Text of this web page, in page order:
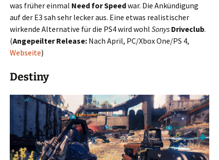
was früher einmal Need for Speedwar. Die Ankündigung
auf der E3 sah sehr lecker aus. Eine etwas realistischer
wirkende Alternative für die PS4 wird wohl Sonys Driveclub.
(Angepeilter Release: Nach April, PC/Xbox One/PS 4,
Webseite)
Destiny